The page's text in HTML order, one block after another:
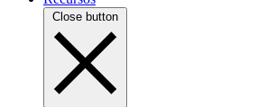
Close button